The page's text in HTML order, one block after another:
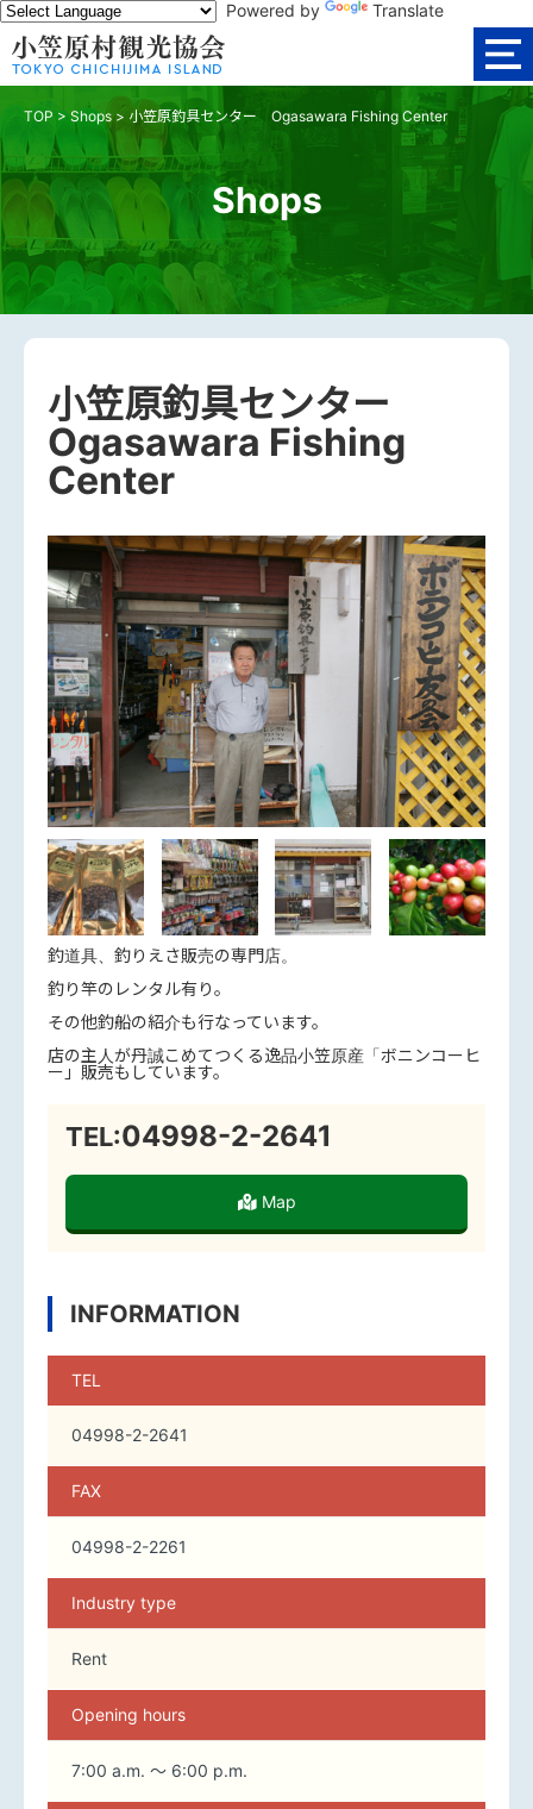
Powered by Translate
TOP >Shops > 小笠原釣具センター Ogasawara Fishing Center
Shops
小笠原釣具センター
Ogasawara Fishing
Center
釣道具、釣りえさ販売の専門店。
釣り竿のレンタル有り。
その他釣船の紹介も行なっています。
店の主人が丹誠こめてつくる逸品小笠原産「ボニンコーヒ
ー」販売もしています。
TEL:04998-2-2641
Map
INFORMATION
TEL
04998-2-2641
FAX
04998-2-2261
Industry type
Rent
Opening hours
7:00 a.m. ～ 6:00 p.m.